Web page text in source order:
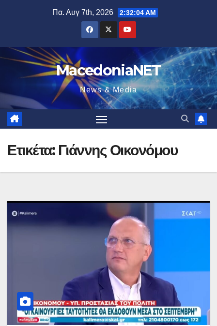
Πα. Αυγ 7th, 2026 2:32:05 AM
MacedoniaNET
News & Media
Ετικέτα: Γιάννης Οικονόμου